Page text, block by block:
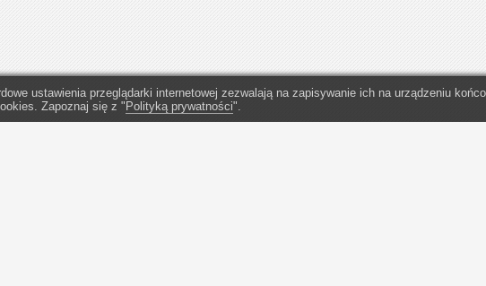
ustawienia przeglądarki internetowej zezwalają na zapisywanie ich na urządzeniu
Zapoznaj się z " Polityką prywatności".